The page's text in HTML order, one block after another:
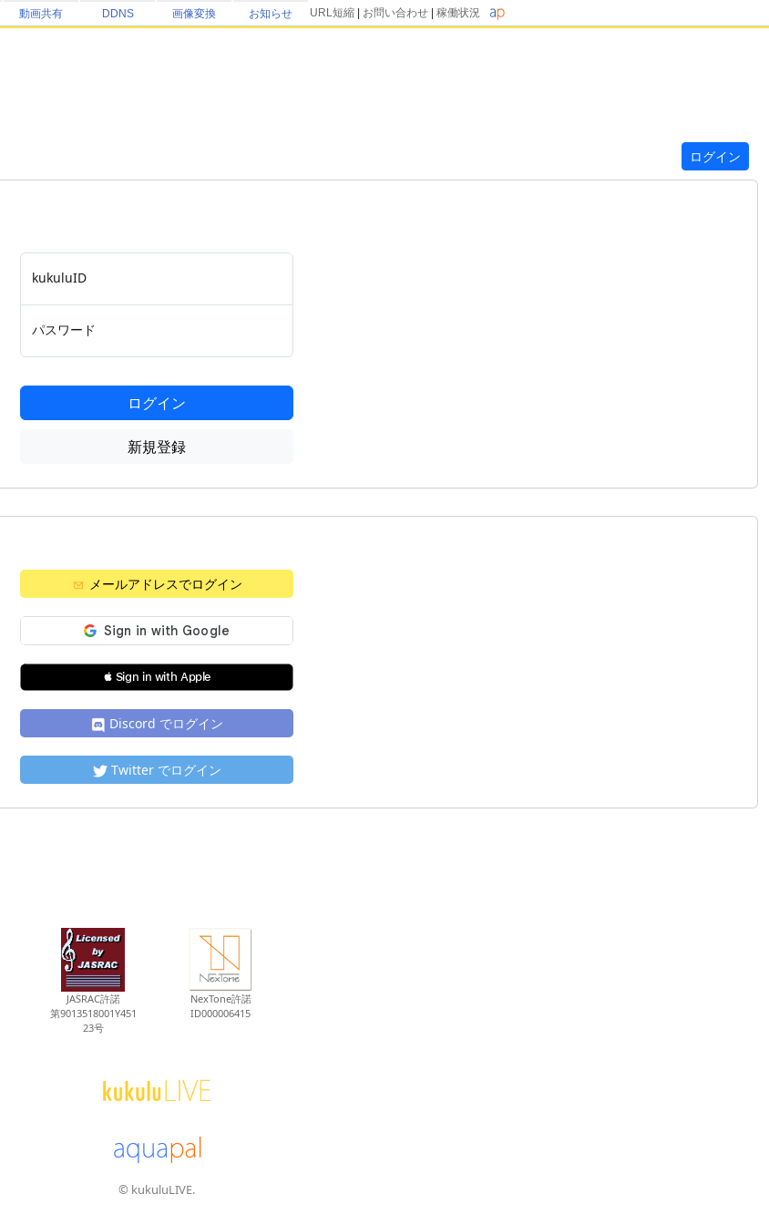
動画共有 DDNS 画像変換 お知らせ URL短縮 お問い合わせ 稼働状況
ログイン
kukuluID
パスワード
ログイン
新規登録
メールアドレスでログイン
 Sign in with Apple
Discord でログイン
Twitter でログイン
JASRAC許諾
第9013518001Y451
23号
NexTone許諾
ID000006415
© kukuluLIVE.